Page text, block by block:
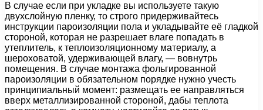
В случае если при укладке вы используете такую
двухслойную пленку, то строго придерживайтесь
инструкции пароизоляции пола и укладывайте её гладкой
стороной, которая не разрешает влаге попадать в
утеплитель, к теплоизоляционному материалу, а
шероховатой, удерживающей влагу, — вовнутрь
помещения. В случае монтажа фольгированной
пароизоляции в обязательном порядке нужно учесть
принципиальный момент: размещать ее направляться
вверх металлизированной стороной, дабы теплота